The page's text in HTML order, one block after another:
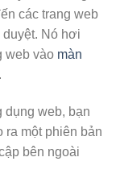
các trang web
Nó hơi
web vào màn
dụng web, bạn
ra một phiên bản
bên ngoài